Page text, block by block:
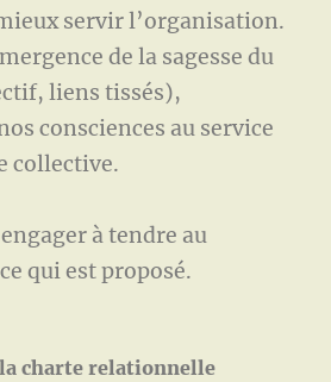
servir l’organisation.
de la sagesse du
liens tissés),
consciences au service
collective.
à tendre au
qui est proposé.
la charte relationnelle